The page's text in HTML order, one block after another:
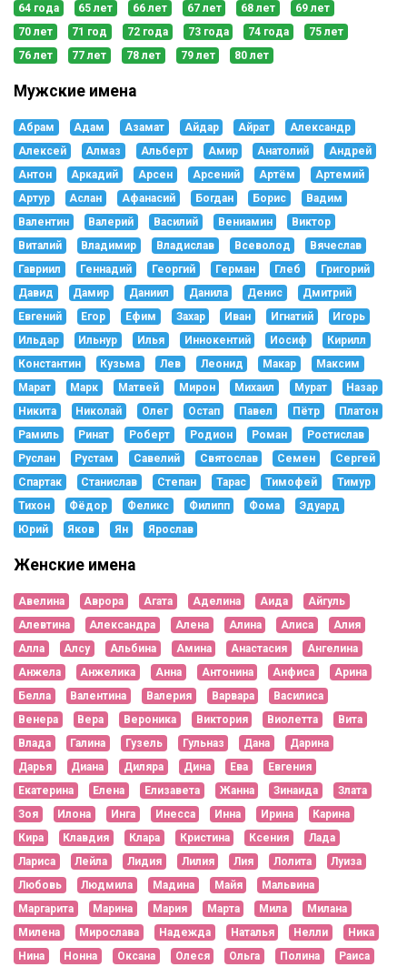
64 года
65 лет 66 лет 67 лет 68 лет
69 лет
70 лет
71 год 72 года 73 года 74 года
75 лет
76 лет
77 лет 78 лет 79 лет 80 лет
Мужские имена
Абрам Адам Азамат Айдар Айрат
Александр
Алексей
Алмаз Альберт Амир Анатолий
Андрей
Антон
Аркадий Арсен Арсений Артём
Артемий
Артур
Аслан Афанасий Богдан Борис
Вадим
Валентин
Валерий Василий Вениамин
Виктор
Виталий
Владимир Владислав Всеволод
Вячеслав
Гавриил
Геннадий Георгий Герман Глеб
Григорий
Давид
Дамир Даниил Данила Денис
Дмитрий
Евгений
Егор Ефим Захар Иван Игнатий
Игорь
Ильдар
Ильнур Илья Иннокентий Иосиф
Кирилл
Константин
Кузьма Лев Леонид Макар
Максим
Марат
Марк Матвей Мирон Михаил Мурат
Назар
Никита
Николай Олег Остап Павел Пётр
Платон
Рамиль
Ринат Роберт Родион Роман
Ростислав
Руслан
Рустам Савелий Святослав Семен
Сергей
Спартак
Станислав Степан Тарас Тимофей
Тимур
Тихон
Фёдор Феликс Филипп Фома
Эдуард
Юрий
Яков Ян Ярослав
Женские имена
Авелина Аврора Агата Аделина Аида
Айгуль
Алевтина
Александра Алена Алина Алиса
Алия
Алла
Алсу Альбина Амина Анастасия
Ангелина
Анжела
Анжелика Анна Антонина Анфиса
Арина
Белла
Валентина Валерия Варвара
Василиса
Венера
Вера Вероника Виктория Виолетта
Вита
Влада
Галина Гузель Гульназ Дана
Дарина
Дарья
Диана Диляра Дина Ева
Евгения
Екатерина
Елена Елизавета Жанна Зинаида
Злата
Зоя
Илона Инга Инесса Инна Ирина
Карина
Кира
Клавдия Клара Кристина Ксения
Лада
Лариса
Лейла Лидия Лилия Лия Лолита
Луиза
Любовь
Людмила Мадина Майя
Мальвина
Маргарита
Марина Мария Марта Мила
Милана
Милена
Мирослава Надежда Наталья Нелли
Ника
Нина
Нонна Оксана Олеся Ольга Полина Раиса